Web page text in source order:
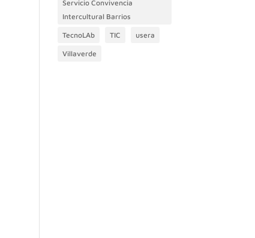
Servicio Convivencia
Intercultural Barrios
TecnoLAb TIC usera
Villaverde